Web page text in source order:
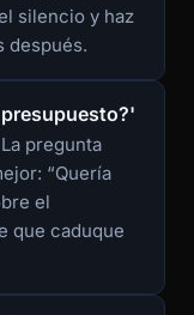
silencio y haz
después.
pregunta
“Quería
el
que caduque